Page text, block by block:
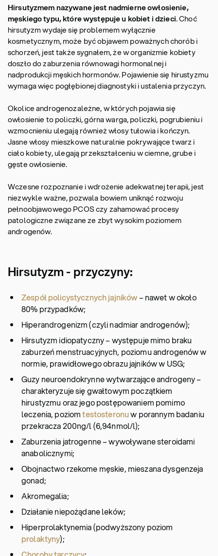
Hirsutyzmem nazywane jest nadmierne owłosienie,
męskiego typu, które występuje u kobiet i dzieci. Choć
hirsutyzm wydaje się problemem wyłącznie
kosmetycznym, może być objawem poważnych chorób i
schorzeń, jest także sygnałem, że w organizmie kobiety
doszło do zaburzenia równowagi hormonalnej i
nadprodukcji męskich hormonów. Pojawienie się hirustyzmu
wymaga więc pogłębionej diagnostyki i ustalenia przyczyn.
Okolice androgenozależne, w których pojawia się
owłosienie to policzki, górna warga, policzki, pogrubieniu i
wzmocnieniu ulegają również włosy tułowia i kończyn.
Jasne włosy mieszkowe naturalnie pokrywające twarz i
ciało kobiety, ulegają przekształceniu w ciemne, grube i
gęste owłosienie.
Wczesne rozpoznanie i wdrożenie adekwatnej terapii, jest
niezwykle ważne, pozwala bowiem uniknąć rozwoju
pełnoobjawowego PCOS czy zahamować procesy
patologiczne związane ze zbyt wysokim poziomem
androgenów.
Hirsutyzm - przyczyny:
Zespół policystycznych jajników– nawet w około
80% przypadków;
Hiperandrogenizm (czyli nadmiar androgenów);
Hirsutyzm idiopatyczny – występuje mimo braku
zaburzeń menstruacyjnych, poziomu androgenów w
normie, prawidłowego obrazu jajników w USG;
Guzy neuroendokrynne wytwarzające androgeny –
charakteryzuje się gwałtowym początkiem
hirustyzmu oraz jego postępowaniem pomimo
leczenia, poziomtestosteronuw porannym badaniu
przekracza 200ng/l (6,94nmol/l);
Zaburzenia jatrogenne – wywoływane steroidami
anabolicznymi;
Obojnactwo rzekome męskie, mieszana dysgenzeja
gonad;
Akromegalia;
Działanie niepożądane leków;
Hiperprolaktynemia (podwyższony poziom
prolaktyny);